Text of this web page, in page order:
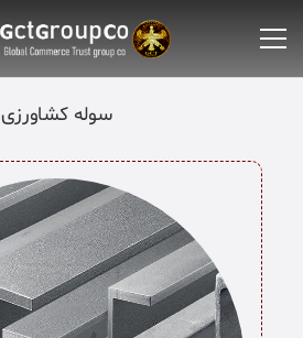
سوله کشاورزی